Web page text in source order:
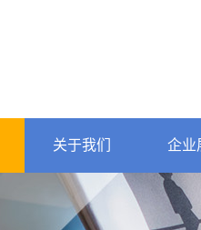
关于我们 企业